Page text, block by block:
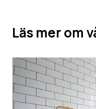
Läs mer om